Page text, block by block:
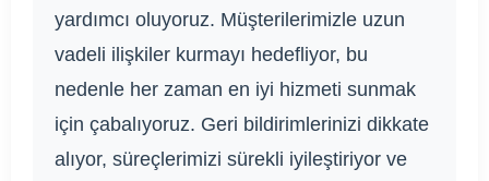
yardımcı oluyoruz. Müşterilerimizle uzun
vadeli ilişkiler kurmayı hedefliyor, bu
nedenle her zaman en iyi hizmeti sunmak
için çabalıyoruz. Geri bildirimlerinizi dikkate
alıyor, süreçlerimizi sürekli iyileştiriyor ve